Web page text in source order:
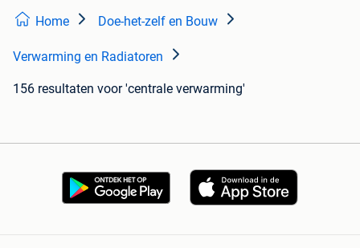
Home Doe-het-zelf en Bouw
Verwarming en Radiatoren
156 resultaten voor 'centrale verwarming'